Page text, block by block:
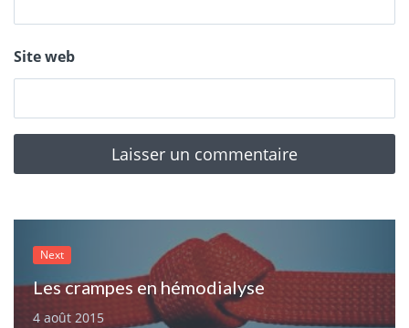
Site web
Next
Les crampes en hémodialyse
4 août 2015